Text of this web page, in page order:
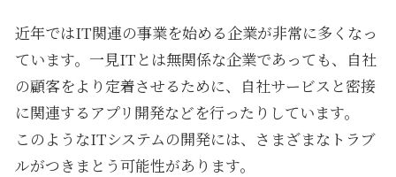
近年ではIT関連の事業を始める企業が非常に多くなっ
ています。一見ITとは無関係な企業であっても、自社
の顧客をより定着させるために、自社サービスと密接
に関連するアプリ開発などを行ったりしています。
このようなITシステムの開発には、さまざまなトラブ
ルがつきまとう可能性があります。